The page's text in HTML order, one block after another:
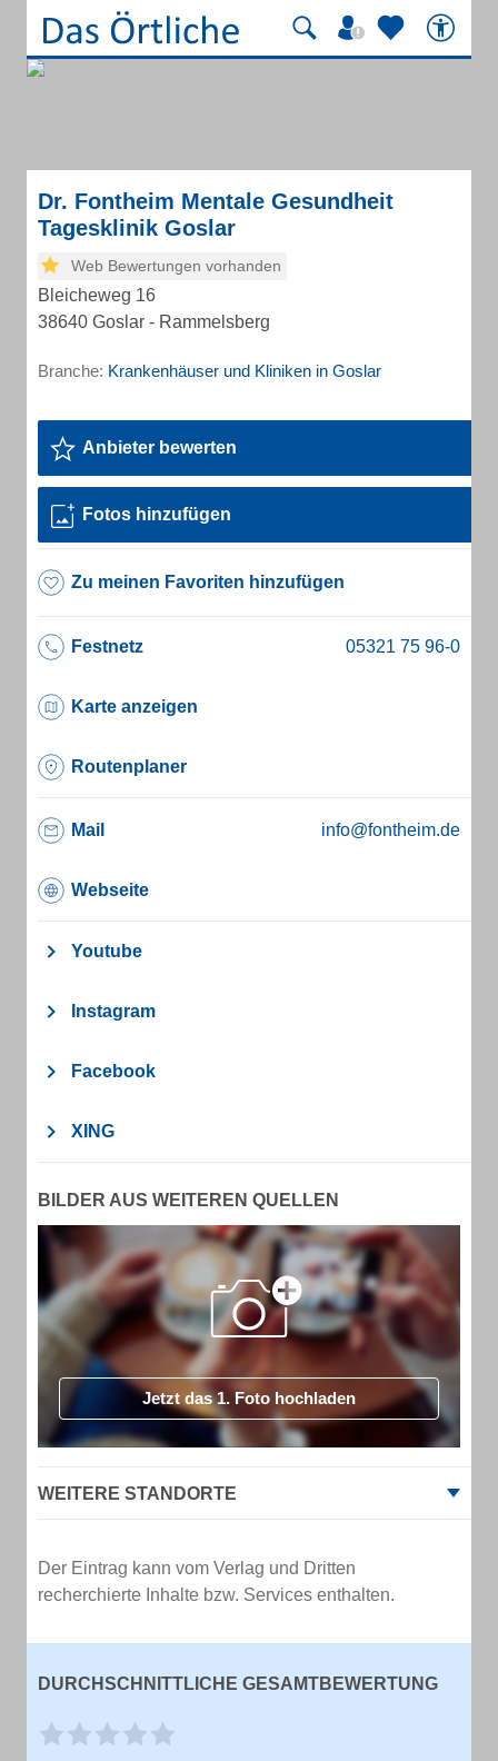
Dr. Fontheim Mentale Gesundheit
Tagesklinik Goslar
Web Bewertungen vorhanden
Bleicheweg 16
38640 Goslar - Rammelsberg
Branche: Krankenhäuser und Kliniken in Goslar
Anbieter bewerten
Fotos hinzufügen
Zu meinen Favoriten hinzufügen
Festnetz
Karte anzeigen
Routenplaner
Mail info@fontheim.de
Webseite
Youtube
Instagram
Facebook
XING
BILDER AUS WEITEREN QUELLEN
Jetzt das 1. Foto hochladen
WEITERE STANDORTE
Der Eintrag kann vom Verlag und Dritten
recherchierte Inhalte bzw. Services enthalten.
DURCHSCHNITTLICHE GESAMTBEWERTUNG